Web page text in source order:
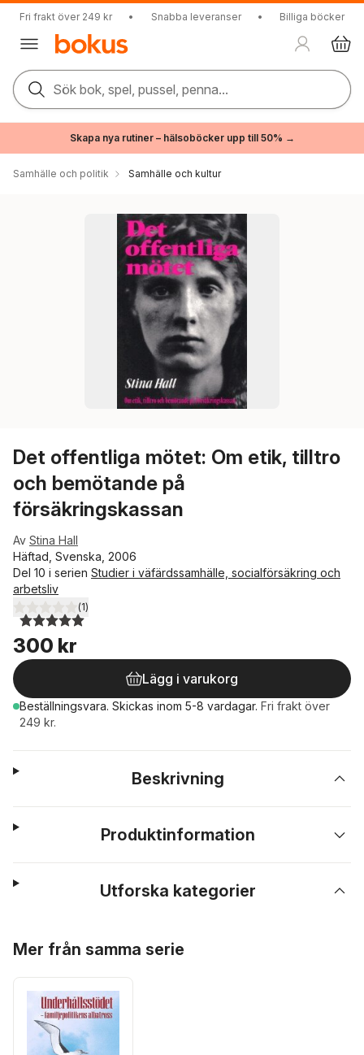
Fri frakt över 249 kr • Snabba leveranser • Billiga böcker
Sök bok, spel, pussel, penna...
Skapa nya rutiner – hälsoböcker upp till 50% →
Samhälle och politik Samhälle och kultur
Det offentliga mötet: Om etik, tilltro
och bemötande på
försäkringskassan
Av Stina Hall
Häftad, Svenska, 2006
Del 10 i serien Studier i väfärdssamhälle, socialförsäkring och
arbetsliv
5,0utav 5 stjärnor. Totalt antal röster:
(1)
300 kr
Lägg i varukorg
Beställningsvara. Skickas inom 5-8 vardagar. Fri frakt över
249 kr.
Beskrivning
Produktinformation
Utforska kategorier
Mer från samma serie